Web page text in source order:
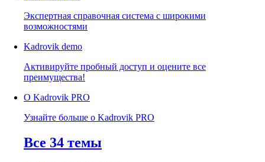
Экспертная справочная система с широкими
возможностями
Kadrovik demo
Активируйте пробный доступ и оцените все
преимущества!
О Kadrovik PRO
Узнайте больше о Kadrovik PRO
Все 34 темы